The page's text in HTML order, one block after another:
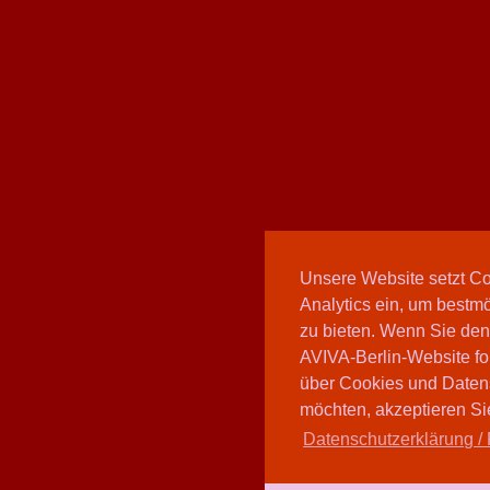
Unsere Website setzt
Analytics ein, um
zu bieten. Wenn Sie
AVIVA-Berlin-Website
über Cookies und
möchten, akzeptieren
Datenschutzerklärung /